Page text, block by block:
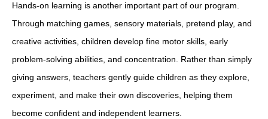
Hands-on learning is another important part of our program.
Through matching games, sensory materials, pretend play, and
creative activities, children develop fine motor skills, early
problem-solving abilities, and concentration. Rather than simply
giving answers, teachers gently guide children as they explore,
experiment, and make their own discoveries, helping them
become confident and independent learners.